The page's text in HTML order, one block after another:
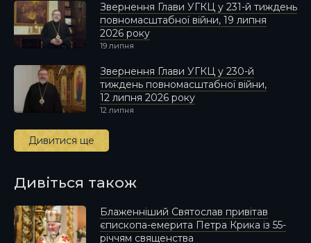
Звернення Глави УГКЦ у 231-й тиждень
повномасштабної війни, 19 липня
2026 року
19 липня
Звернення Глави УГКЦ у 230-й
тиждень повномасштабної війни,
12 липня 2026 року
12 липня
Дивитися ще
Дивіться також
Блаженніший Святослав привітав
єпископа-емерита Петра Крика із 55-
річчям священства